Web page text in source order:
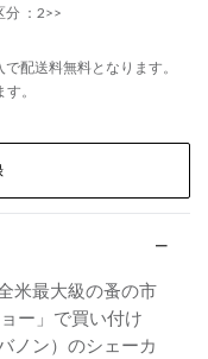
分 ：2>>
配送料無料となります。
。
米最大級の蚤の市
ー」で買い付け
ノン）のシェーカ